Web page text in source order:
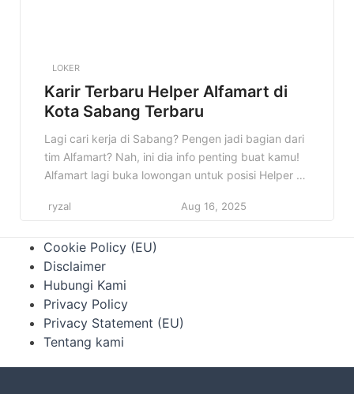
LOKER
Karir Terbaru Helper Alfamart di
Kota Sabang Terbaru
Lagi cari kerja di Sabang? Pengen jadi bagian dari
tim Alfamart? Nah, ini dia info penting buat kamu!
Alfamart lagi buka lowongan untuk posisi Helper di
nyari peluang kerja dan pengen berkembang di
banget buat kamu yang berdomisili di Sabang […]
ryzal Aug 16, 2025
Cookie Policy (EU)
Disclaimer
Hubungi Kami
Privacy Policy
Privacy Statement (EU)
Tentang kami